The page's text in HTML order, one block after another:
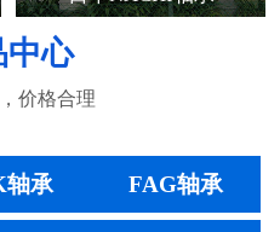
中心
价格合理
轴承 FAG轴承